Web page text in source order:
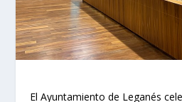
El Ayuntamiento de Leganés